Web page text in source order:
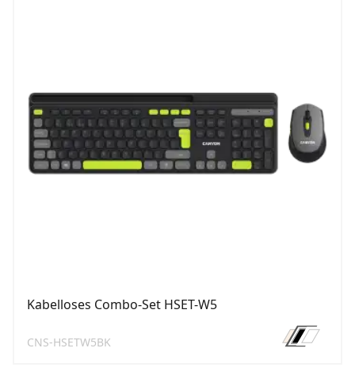
Kabelloses Combo-Set HSET-W5
CNS-HSETW5BK